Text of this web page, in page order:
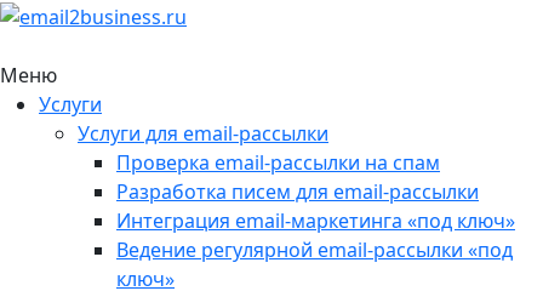
Меню
Услуги
Услуги для email-рассылки
Проверка email-рассылки на спам
Разработка писем для email-рассылки
Интеграция email-маркетинга «под ключ»
Ведение регулярной email-рассылки «под
ключ»